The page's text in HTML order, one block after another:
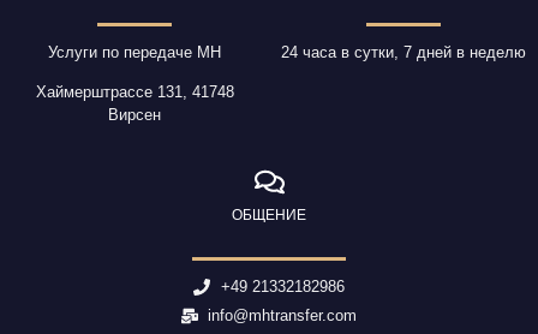
Услуги по передаче МН
Хаймерштрассе 131, 41748
Вирсен
24 часа в сутки, 7 дней в неделю
ОБЩЕНИЕ
+49 21332182986
info@mhtransfer.com